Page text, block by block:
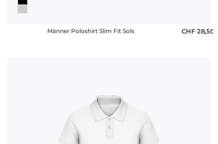
Männer Poloshirt Slim Fit Sols CHF 28,50